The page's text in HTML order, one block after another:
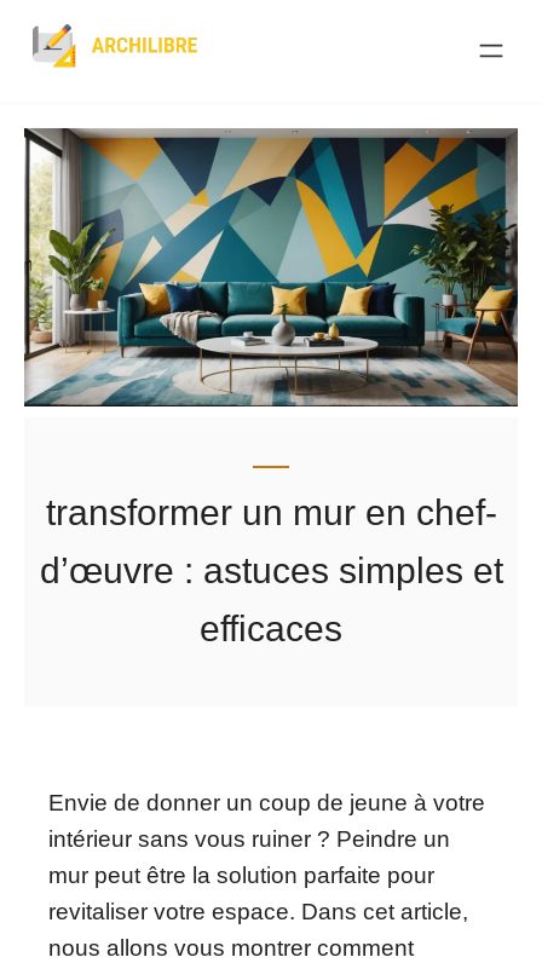
transformer un mur en chef-
d’œuvre : astuces simples et
efficaces
Envie de donner un coup de jeune à votre
intérieur sans vous ruiner ? Peindre un
mur peut être la solution parfaite pour
revitaliser votre espace. Dans cet article,
nous allons vous montrer comment